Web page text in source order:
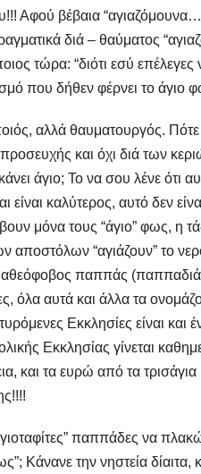
Αφού βέβαια
διά – θαύματος
τώρα: “διότι εσύ
που δήθεν φέρνει το άγιο
αλλά θαυματουργός. Πότε
και όχι διά των
άγιο; Το να σου λένε ότι
είναι καλύτερος, αυτό δεν
μόνα τους “άγιο” φως, η
αποστόλων “αγιάζουν” το
παππάς (παππαδιά),
όλα αυτά και άλλα τα
Εκκλησίες είναι
Εκκλησίας γίνεται
και τα ευρώ από τα
παππάδες να
Κάνανε την νηστεία